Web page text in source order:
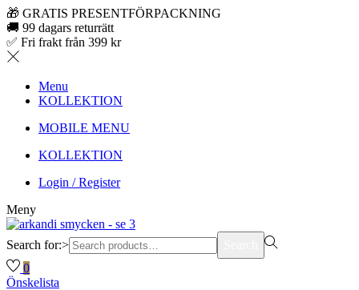
🎁 GRATIS PRESENTFÖRPACKNING
🚚 99 dagars returrätt
✅ Fri frakt från 399 kr
Menu
KOLLEKTION
MOBILE MENU
KOLLEKTION
Login / Register
Meny
Search for:>
0
Önskelista